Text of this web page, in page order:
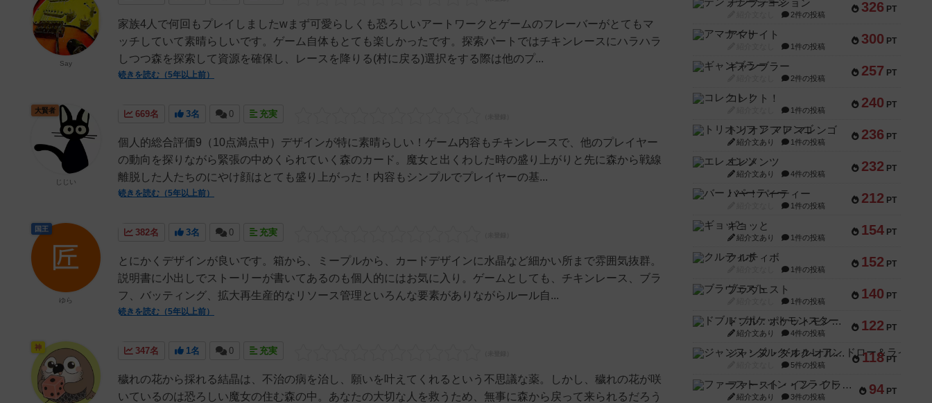
家族4人で何回もプレイしましたwまず可愛らしくも恐ろしいアートワークとゲームのフレーバーがとてもマ
ッチしていて素晴らしいです。ゲーム自体もとても楽しかったです。探索パートではチキンレースにハラハラ
しつつ森を探索して資源を確保し、レースを降りる(村に戻る)選択をする際は他のプ...
続きを読む（5年以上前）
Say
669名 3名 0 充実
個人的総合評価9（10点満点中）デザインが特に素晴らしい！ゲーム内容もチキンレースで、他のプレイヤー
の動向を探りながら緊張の中めくられていく森のカード。魔女と出くわした時の盛り上がりと先に森から戦線
離脱した人たちのにやけ顔はとても盛り上がった！内容もシンプルでプレイヤーの基...
続きを読む（5年以上前）
大賢者
じじい
382名 3名 0 充実
とにかくデザインが良いです。箱から、ミープルから、カードデザインに水晶など細かい所まで雰囲気抜群。
説明書に小出しでストーリーが書いてあるのも個人的にはお気に入り。ゲームとしても、チキンレース、ブラ
フ、バッティング、拡大再生産的なリソース管理といろんな要素がありながらルール自...
続きを読む（5年以上前）
国王
ゆら
347名 1名 0 充実
穢れの花から採れる結晶は、不治の病を治し、願いを叶えてくれるという不思議な薬。しかし、穢れの花が咲
いているのは恐ろしい魔女の住む森の中。あなたの大切な人を救うため、無事に森から戻って来られるだろう
神
326 PT
テンプテーション
2件の投稿
300 PT
アマナイト
1件の投稿
257 PT
ギャンブラー
2件の投稿
240 PT
コレクト！
1件の投稿
236 PT
トリオンフ ア マレンゴ
紹介文あり 1件の投稿
232 PT
エレメンツ
紹介文あり 4件の投稿
212 PT
バー！パーティー
1件の投稿
154 PT
ギョッと
紹介文あり 1件の投稿
152 PT
クルティボ
1件の投稿
140 PT
ブラヴェスト
1件の投稿
122 PT
ドブル：ポケットモンスター
紹介文あり 4件の投稿
118 PT
ジャンヌ・ダルク-オルレアン ドロー＆ライト
5件の投稿
94 PT
ファースト・イン・フライト
紹介文あり 3件の投稿